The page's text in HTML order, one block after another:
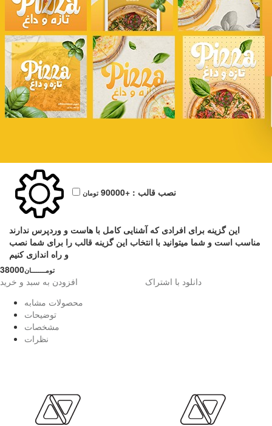
نصب قالب : +90000 تومان
این گزینه برای افرادی که آشنایی کامل با هاست و وردپرس ندارند
مناسب است و شما میتوانید با انتخاب این گزینه قالب را برای شما نصب
و راه اندازی کنیم
38000تومــــــــان
افزودن به سبد و خرید
دانلود با اشتراک
محصولات مشابه
توضیحات
مشخصات
نظرات